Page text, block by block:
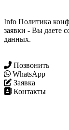
Info Политика
заявки - Вы даете
данных.
Позвонить
WhatsApp
Заявка
Контакты